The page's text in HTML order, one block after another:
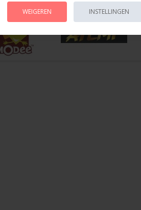
WEIGEREN INSTELLINGEN